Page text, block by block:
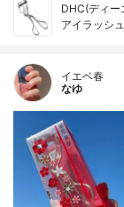
DHC(ディー
アイラッシ
イエベ春
なゆ